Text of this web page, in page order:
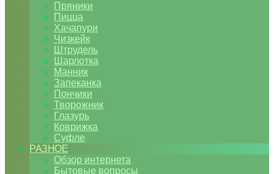
Пряники
Пицца
Хачапури
Чизкейк
Штрудель
Шарлотка
Манник
Запеканка
Пончики
Творожник
Глазурь
Коврижка
Суфле
РАЗНОЕ
Обзор интернета
Бытовые вопросы